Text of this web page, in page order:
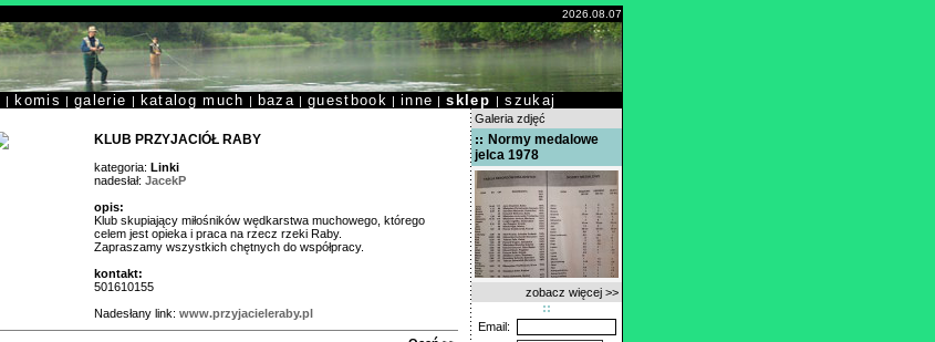
2026.08.07
| komis |galerie | katalog much | baza | guestbook | inne |sklep |szukaj
KLUB PRZYJACIÓŁ RABY
kategoria: Linki
nadesłał: JacekP
opis:
Klub skupiający miłośników wędkarstwa muchowego, którego
celem jest opieka i praca na rzecz rzeki Raby.
Zapraszamy wszystkich chętnych do współpracy.
kontakt:
501610155
Nadesłany link: www.przyjacieleraby.pl
Galeria zdjęć
Normy medalowe
jelca 1978
zobacz więcej >>
Email: